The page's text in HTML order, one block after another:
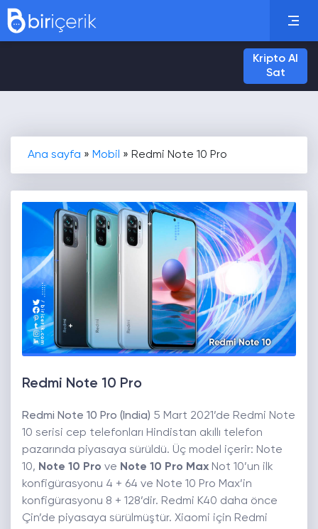
Kripto Al
Sat
Ana sayfa » Mobil » Redmi Note 10 Pro
Redmi Note 10 Pro
Redmi Note 10 Pro (India) 5 Mart 2021’de Redmi Note
10 serisi cep telefonları Hindistan akıllı telefon
pazarında piyasaya sürüldü. Üç model içerir: Note
10, Note 10 Pro ve Note 10 Pro Max Not 10’un ilk
konfigürasyonu 4 + 64 ve Note 10 Pro Max’in
konfigürasyonu 8 + 128’dir. Redmi K40 daha önce
Çin’de piyasaya sürülmüştür. Xiaomi için Redmi